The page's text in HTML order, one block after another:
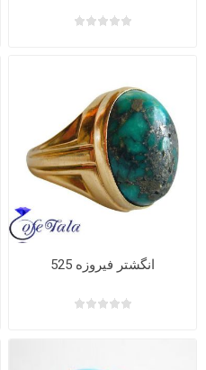
انگشتر فیروزه 525